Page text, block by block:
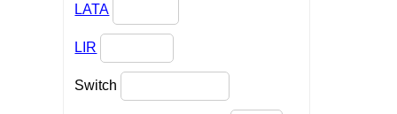
LATA
LIR
Switch